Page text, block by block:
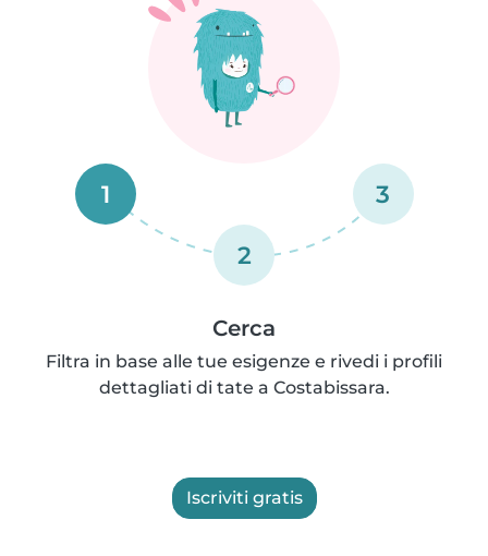
1
2
3
Cerca
Filtra in base alle tue esigenze e rivedi i profili
dettagliati di tate a Costabissara.
Iscriviti gratis